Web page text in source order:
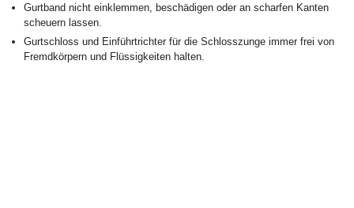
Gurtband nicht einklemmen, beschädigen oder an scharfen Kanten
scheuern lassen.
Gurtschloss und Einführtrichter für die Schlosszunge immer frei von
Fremdkörpern und Flüssigkeiten halten.